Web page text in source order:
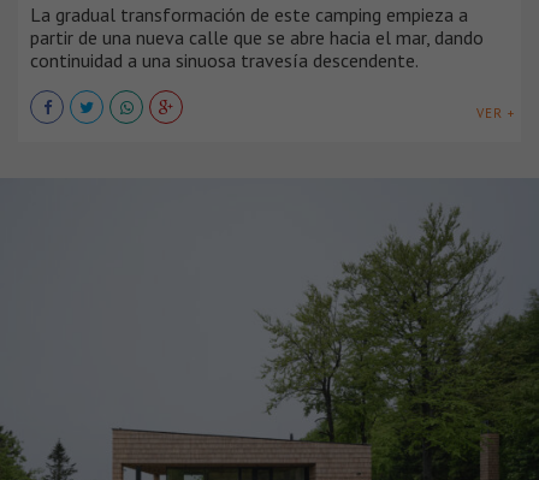
La gradual transformación de este camping empieza a
partir de una nueva calle que se abre hacia el mar, dando
continuidad a una sinuosa travesía descendente.
VER +